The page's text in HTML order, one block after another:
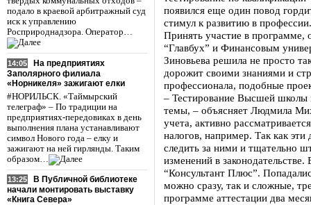
подало в краевой арбитражный суд
иск к управлению
Росприроднадзора. Оператор…
14:05
На предприятиях
Заполярного филиала
«Норникеля» зажигают елки
#НОРИЛЬСК. «Таймырский
телеграф» – По традиции на
предприятиях-передовиках в день
выполнения плана устанавливают
символ Нового года – елку и
зажигают на ней гирлянды. Таким
образом…
13:25
В Публичной библиотеке
начали монтировать выставку
«Книга Севера»
появился еще один повод
стимул к развитию в профессии.
Принять участие в программе,
“Главбух” и Финансовым
Зиновьева решила не просто
дорожит своими знаниями и
профессионала, подобные
– Тестирование Высшей школы
темы, – объясняет Людмила
учета, активно
налогов, например. Так как
следить за ними и тщательно
изменений в
“Консультант Плюс”.
можно сразу, так и сложные,
программе аттестации два